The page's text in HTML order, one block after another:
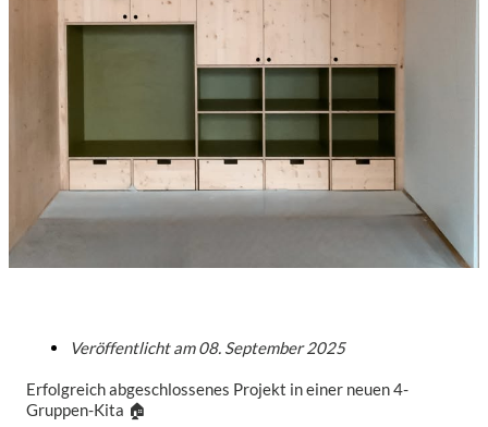
Veröffentlicht am08. September 2025
Erfolgreich abgeschlossenes Projekt in einer neuen 4-
Gruppen-Kita 🏠